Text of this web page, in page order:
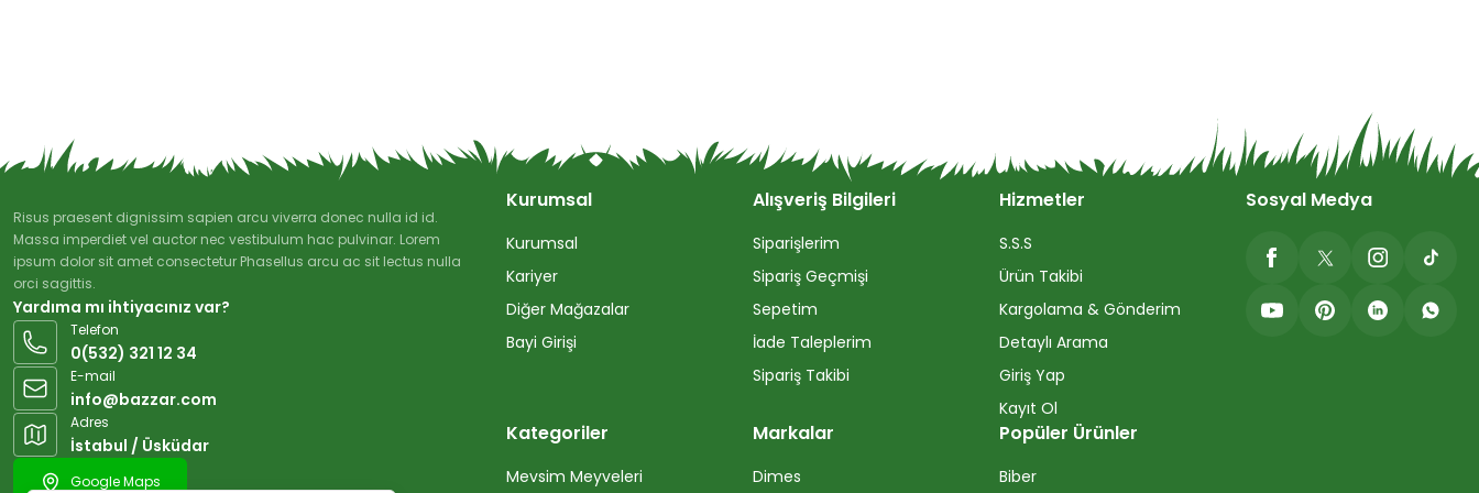
Risus praesent dignissim sapien arcu viverra donec nulla id id.
Massa imperdiet vel auctor nec vestibulum hac pulvinar. Lorem
ipsum dolor sit amet consectetur Phasellus arcu ac sit lectus nulla
orci sagittis.
Yardıma mı ihtiyacınız var?
Telefon
0(532) 321 12 34
E-mail
info@bazzar.com
Adres
İstabul / Üsküdar
Google Maps
Kurumsal
Kurumsal
Kariyer
Diğer Mağazalar
Bayi Girişi
Alışveriş Bilgileri
Siparişlerim
Sipariş Geçmişi
Sepetim
İade Taleplerim
Sipariş Takibi
Hizmetler
S.S.S
Ürün Takibi
Kargolama & Gönderim
Detaylı Arama
Giriş Yap
Kayıt Ol
Kategoriler
Mevsim Meyveleri
Markalar
Dimes
Popüler Ürünler
Biber
Sosyal Medya